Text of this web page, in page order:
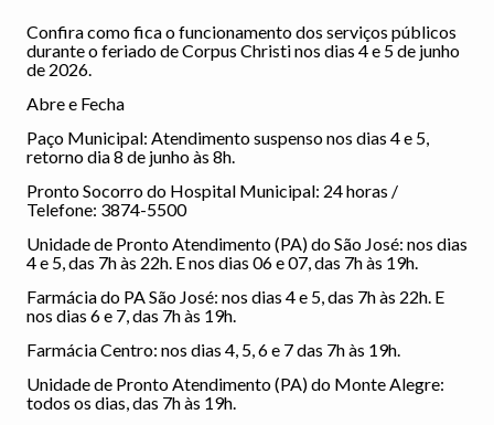
Confira como fica o funcionamento dos serviços públicos
durante o feriado de Corpus Christi nos dias 4 e 5 de junho
de 2026.
Abre e Fecha
Paço Municipal: Atendimento suspenso nos dias 4 e 5,
retorno dia 8 de junho às 8h.
Pronto Socorro do Hospital Municipal: 24 horas /
Telefone: 3874-5500
Unidade de Pronto Atendimento (PA) do São José: nos dias
4 e 5, das 7h às 22h. E nos dias 06 e 07, das 7h às 19h.
Farmácia do PA São José: nos dias 4 e 5, das 7h às 22h. E
nos dias 6 e 7, das 7h às 19h.
Farmácia Centro: nos dias 4, 5, 6 e 7 das 7h às 19h.
Unidade de Pronto Atendimento (PA) do Monte Alegre:
todos os dias, das 7h às 19h.